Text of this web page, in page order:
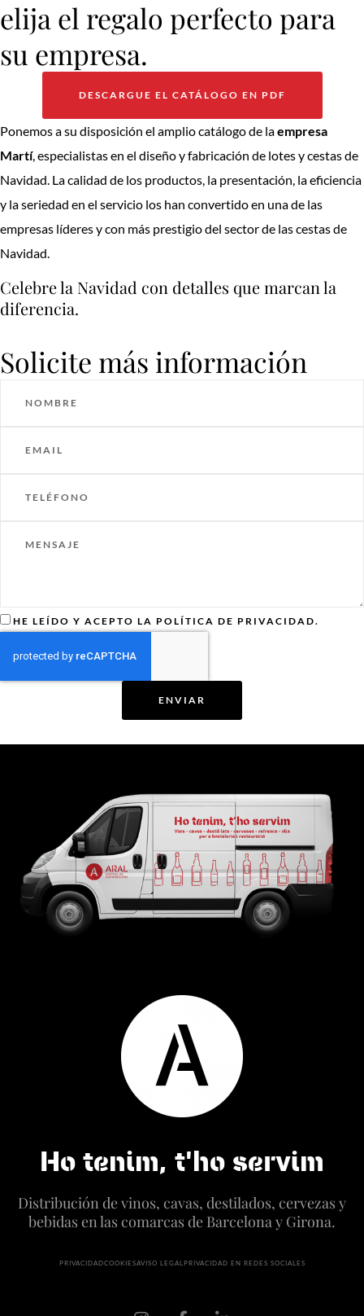
elija el regalo perfecto para
su empresa.
DESCARGUE EL CATÁLOGO EN PDF
Ponemos a su disposición el amplio catálogo de laempresa
Martí, especialistas en el diseño y fabricación de lotes y cestas de
Navidad. La calidad de los productos, la presentación, la eficiencia
y la seriedad en el servicio los han convertido en una de las
empresas líderes y con más prestigio del sector de las cestas de
Navidad.
Celebre la Navidad con detalles que marcan la
diferencia.
Solicite más información
HE LEÍDO Y ACEPTO LA POLÍTICA DE PRIVACIDAD.
ENVIAR
Ho tenim, t'ho servim
Distribución de vinos, cavas, destilados, cervezas y
bebidas en las comarcas de Barcelona y Girona.
PRIVACIDADCOOKIESAVISO LEGAL PRIVACIDAD EN REDES SOCIALES